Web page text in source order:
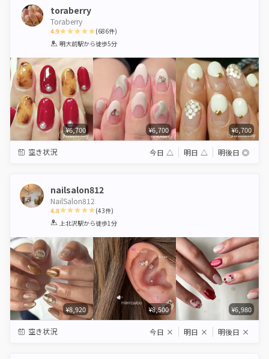
toraberry
Toraberry
4.9
1 2 3 4 5
(686件)
明大前駅から徒歩5分
¥6,700 ¥6,700 ¥6,700
空き状況 今日 △ 明日 △ 明後日 ◎
nailsalon812
NailSalon812
4.8
1 2 3 4 5
(43件)
上北沢駅から徒歩1分
¥8,920 ¥8,500 ¥6,980
空き状況 今日 × 明日 × 明後日 ×